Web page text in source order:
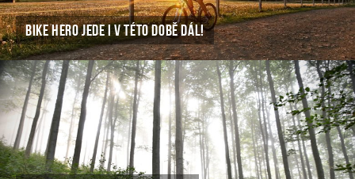
BIKE HERO JEDE I V TÉTO DOBĚ DÁL!